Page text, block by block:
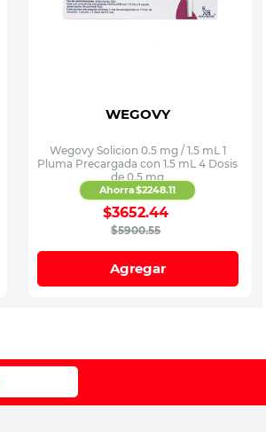
WEGOVY
Wegovy Solicion 0.5 mg / 1.5 mL 1
Pluma Precargada con 1.5 mL 4 Dosis
de 0.5 mg
$5900.55
$3652.44
Ahorra$2248.11
Agregar